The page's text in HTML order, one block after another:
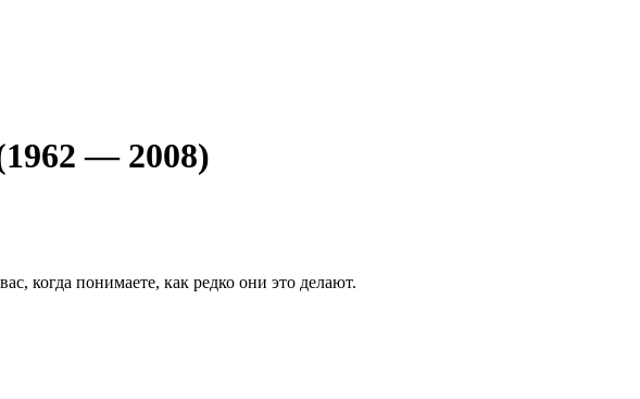
— 2008)
когда понимаете, как редко они это делают.